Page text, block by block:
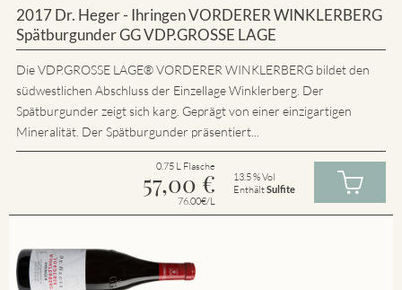
2017 Dr. Heger - Ihringen VORDERER WINKLERBERG
Spätburgunder GG VDP.GROSSE LAGE
Die VDP.GROSSE LAGE® VORDERER WINKLERBERG bildet den
südwestlichen Abschluss der Einzellage Winklerberg. Der
Spätburgunder zeigt sich karg. Geprägt von einer einzigartigen
Mineralität. Der Spätburgunder präsentiert...
0.75 L Flasche
57,00 €
76.00€/L
13.5 % Vol
EnthältSulfite